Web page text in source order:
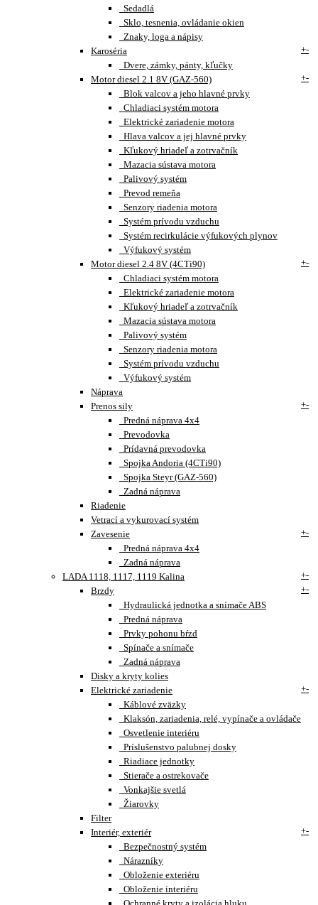
Sedadlá
Sklo, tesnenia, ovládanie okien
Znaky, loga a nápisy
Karoséria
+-
Dvere, zámky, pánty, kľučky
Motor diesel 2.1 8V (GAZ-560)
+-
Blok valcov a jeho hlavné prvky
Chladiaci systém motora
Elektrické zariadenie motora
Hlava valcov a jej hlavné prvky
Kľukový hriadeľ a zotrvačník
Mazacia sústava motora
Palivový systém
Prevod remeňa
Senzory riadenia motora
Systém prívodu vzduchu
Systém recirkulácie výfukových plynov
Výfukový systém
Motor diesel 2.4 8V (4CTi90)
+-
Chladiaci systém motora
Elektrické zariadenie motora
Kľukový hriadeľ a zotrvačník
Mazacia sústava motora
Palivový systém
Senzory riadenia motora
Systém prívodu vzduchu
Výfukový systém
Náprava
Prenos sily
+-
Predná náprava 4x4
Prevodovka
Prídavná prevodovka
Spojka Andoria (4CTi90)
Spojka Steyr (GAZ-560)
Zadná náprava
Riadenie
Vetrací a vykurovací systém
Zavesenie
+-
Predná náprava 4x4
Zadná náprava
LADA 1118, 1117, 1119 Kalina
+-
Brzdy
+-
Hydraulická jednotka a snímače ABS
Predná náprava
Prvky pohonu bŕzd
Spínače a snímače
Zadná náprava
Disky a kryty kolies
Elektrické zariadenie
+-
Káblové zväzky
Klaksón, zariadenia, relé, vypínače a ovládače
Osvetlenie interiéru
Príslušenstvo palubnej dosky
Riadiace jednotky
Stierače a ostrekovače
Vonkajšie svetlá
Žiarovky
Filter
Interiér, exteriér
+-
Bezpečnostný systém
Nárazníky
Obloženie exteriéru
Obloženie interiéru